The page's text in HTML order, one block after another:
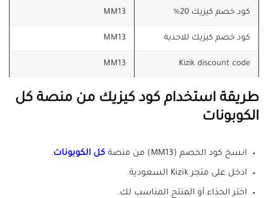
كود خصم كيزيك 20% MM13
كود خصم كيزيك للاحذية MM13
Kizik discount code
MM13
طريقة استخدام كود كيزيك من منصة كل
الكوبونات
انسخ كود الخصم (MM13) من منصة كل الكوبونات.
ادخل على متجر Kizik السعودية.
اختر الحذاء أو المنتج المناسب لك.